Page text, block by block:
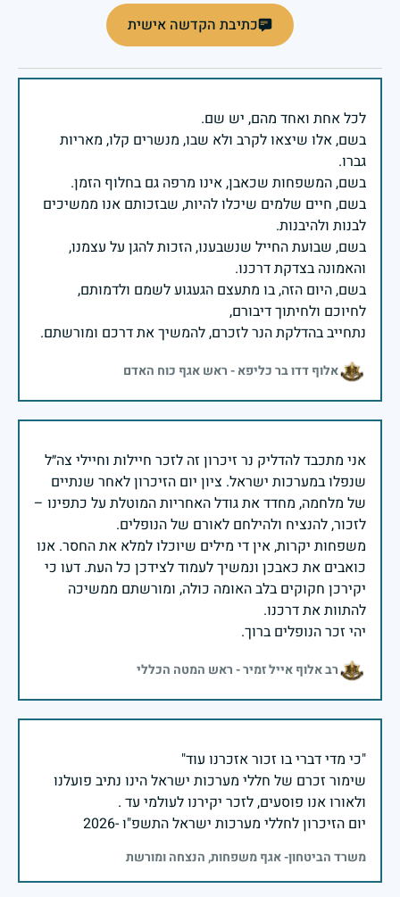
כתיבת הקדשה אישית
בשם, אלו שיצאו לקרב ולא שבו, מנשרים קלו, מאריות
בשם, חיים שלמים שיכלו להיות, שבזכותם אנו ממשיכים
בשם, שבועת החייל שנשבענו, הזכות להגן על עצמנו,
בשם, היום הזה, בו מתעצם הגעגוע לשמם ולדמותם,
נתחייב בהדלקת הנר לזכרם, להמשיך את דרכם ומורשתם.
אלוף דדו בר כליפא - ראש אגף כוח האדם
אני מתכבד להדליק נר זיכרון זה לזכר חיילות וחיילי צה״ל
שנפלו במערכות ישראל. ציון יום הזיכרון לאחר שנתיים
של מלחמה, מחדד את גודל האחריות המוטלת על כתפינו –
משפחות יקרות, אין די מילים שיוכלו למלא את החסר. אנו
כואבים את כאבכן ונמשיך לעמוד לצידכן כל העת. דעו כי
יקירכן חקוקים בלב האומה כולה, ומורשתם ממשיכה
יהי זכר הנופלים ברוך.
רב אלוף אייל זמיר - ראש המטה הכללי
שימור זכרם של חללי מערכות ישראל הינו נתיב פועלנו
יום הזיכרון לחללי מערכות ישראל התשפ"ו -2026
משרד הביטחון- אגף משפחות, הנצחה ומורשת